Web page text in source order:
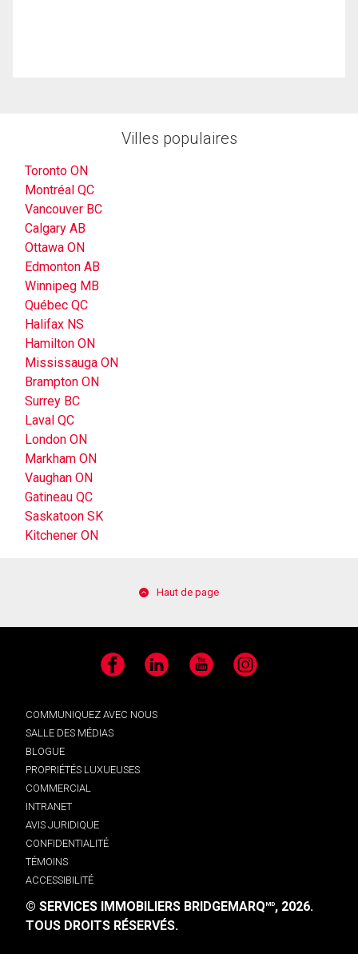
Villes populaires
Toronto ON
Montréal QC
Vancouver BC
Calgary AB
Ottawa ON
Edmonton AB
Winnipeg MB
Québec QC
Halifax NS
Hamilton ON
Mississauga ON
Brampton ON
Surrey BC
Laval QC
London ON
Markham ON
Vaughan ON
Gatineau QC
Saskatoon SK
Kitchener ON
Haut de page
Facebook LinkedIn YouTube Instagram
COMMUNIQUEZ AVEC NOUS
SALLE DES MÉDIAS
BLOGUE
PROPRIÉTÉS LUXUEUSES
COMMERCIAL
INTRANET
AVIS JURIDIQUE
CONFIDENTIALITÉ
TÉMOINS
ACCESSIBILITÉ
© SERVICES IMMOBILIERS BRIDGEMARQMD, 2026.
TOUS DROITS RÉSERVÉS.